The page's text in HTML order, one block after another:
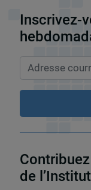
Inscrivez-
de